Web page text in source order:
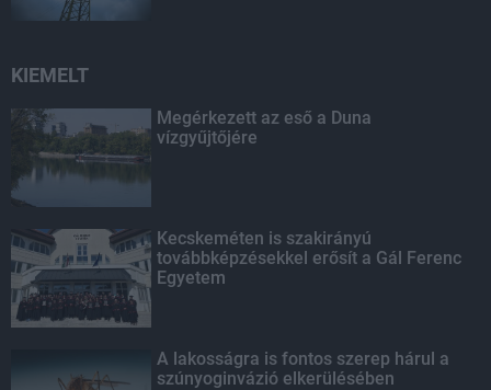
KIEMELT
Megérkezett az eső a Duna
vízgyűjtőjére
Kecskeméten is szakirányú
továbbképzésekkel erősít a Gál Ferenc
Egyetem
A lakosságra is fontos szerep hárul a
szúnyoginvázió elkerülésében